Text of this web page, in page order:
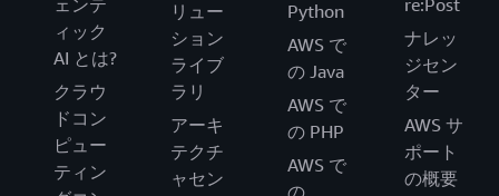
ェンテ
ィック
AI とは?
クラウ
ドコン
ピュー
ティン
リュー
ション
ライブ
ラリ
アーキ
テクチ
ャセン
Python
AWS で
の Java
AWS で
の PHP
AWS で
re:Post
ナレッ
ジセン
ター
AWS サ
ポート
の概要